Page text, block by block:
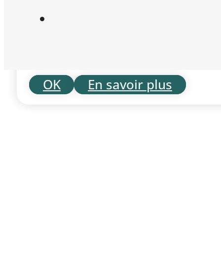
expérience sur notre site. Si vous
OK En savoir plus